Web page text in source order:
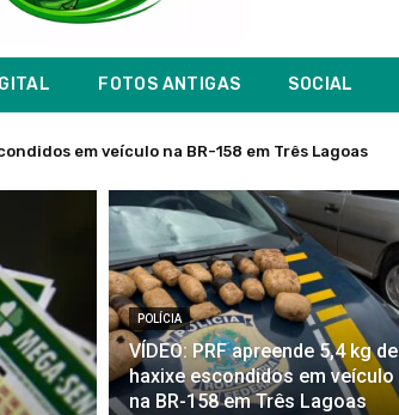
FOTOS ANTIGAS SOCIAL
em veículo na BR-158 em Três Lagoas
POLÍCIA
VÍDEO: PRF apreende 5,4 kg de
haxixe escondidos em veículo
na BR-158 em Três Lagoas